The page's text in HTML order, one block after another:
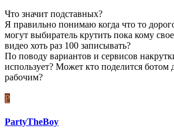
Что значит подставных?
Я правильно понимаю когда что то
могут выбиратель крутить пока кому
видео хоть раз 100 записывать?
По поводу вариантов и сервисов
использует? Может кто поделится ботом
рабочим?
P
PartyTheBoy